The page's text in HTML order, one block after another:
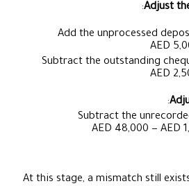
Adjust
:
Add the unprocessed
AED
Subtract the outstanding
AED
:
Subtract the
AED 48,000 − AED
At this stage, a mismatch still